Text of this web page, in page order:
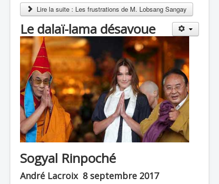
Lire la suite : Les frustrations de M. Lobsang Sangay
Le dalaï-lama désavoue
Sogyal Rinpoché
André Lacroix 8 septembre 2017